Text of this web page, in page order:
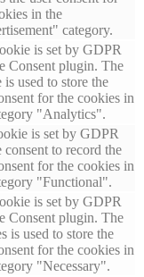
in the
category.
is set by GDPR
Consent plugin. The
is used to store the
for the cookies in
"Analytics".
is set by GDPR
consent to record the
for the cookies in
"Functional".
is set by GDPR
Consent plugin. The
is used to store the
for the cookies in
"Necessary".